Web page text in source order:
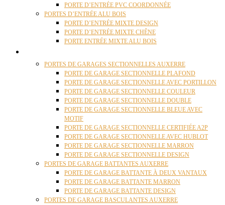
PORTE D’ENTRÉE PVC COORDONNÉE
PORTES D’ENTRÉE ALU BOIS
PORTE D’ENTRÉE MIXTE DESIGN
PORTE D’ENTRÉE MIXTE CHÊNE
PORTE ENTRÉE MIXTE ALU BOIS
PORTES DE GARAGES SECTIONNELLES AUXERRE
PORTE DE GARAGE SECTIONNELLE PLAFOND
PORTE DE GARAGE SECTIONNELLE AVEC PORTILLON
PORTE DE GARAGE SECTIONNELLE COULEUR
PORTE DE GARAGE SECTIONNELLE DOUBLE
PORTE DE GARAGE SECTIONNELLE BLEUE AVEC
MOTIF
PORTE DE GARAGE SECTIONNELLE CERTIFIÉE A2P
PORTE DE GARAGE SECTIONNELLE AVEC HUBLOT
PORTE DE GARAGE SECTIONNELLE MARRON
PORTE DE GARAGE SECTIONNELLE DESIGN
PORTES DE GARAGE BATTANTES AUXERRE
PORTE DE GARAGE BATTANTE À DEUX VANTAUX
PORTE DE GARAGE BATTANTE MARRON
PORTE DE GARAGE BATTANTE DESIGN
PORTES DE GARAGE BASCULANTES AUXERRE